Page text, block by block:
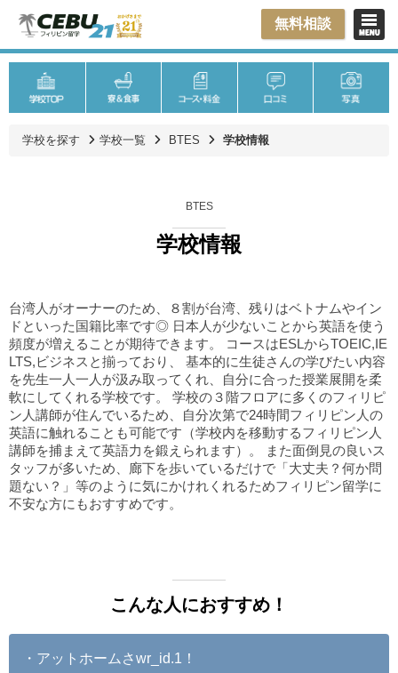
無料相談
学校を探す 学校一覧 BTES 学校情報
BTES
学校情報
台湾人がオーナーのため、８割が台湾、残りはベトナムやイン
ドといった国籍比率です◎ 日本人が少ないことから英語を使う
頻度が増えることが期待できます。 コースはESLからTOEIC,IE
LTS,ビジネスと揃っており、 基本的に生徒さんの学びたい内容
を先生一人一人が汲み取ってくれ、自分に合った授業展開を柔
軟にしてくれる学校です。 学校の３階フロアに多くのフィリピ
ン人講師が住んでいるため、自分次第で24時間フィリピン人の
英語に触れることも可能です（学校内を移動するフィリピン人
講師を捕まえて英語力を鍛えられます）。 また面倒見の良いス
タッフが多いため、廊下を歩いているだけで「大丈夫？何か問
題ない？」等のように気にかけれくれるためフィリピン留学に
不安な方にもおすすめです。
こんな人におすすめ！
・アットホームさwr_id.1！